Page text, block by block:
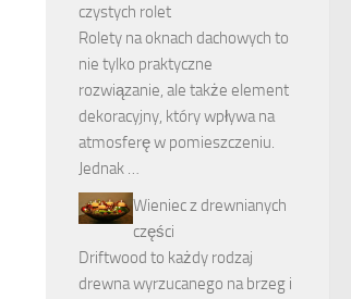
czystych rolet
Rolety na oknach dachowych to
nie tylko praktyczne
rozwiązanie, ale także element
dekoracyjny, który wpływa na
atmosferę w pomieszczeniu.
Jednak …
Wieniec z drewnianych
części
Driftwood to każdy rodzaj
drewna wyrzucanego na brzeg i